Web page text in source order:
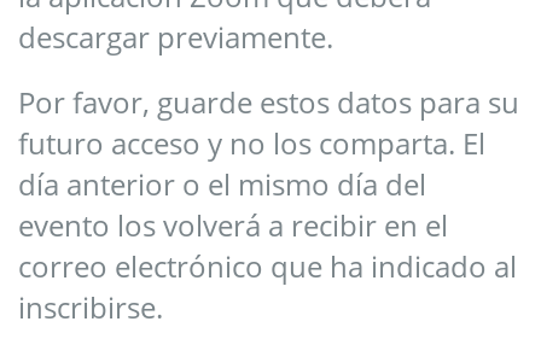
descargar previamente.
Por favor, guarde estos datos para su
futuro acceso y no los comparta. El
día anterior o el mismo día del
evento los volverá a recibir en el
correo electrónico que ha indicado al
inscribirse.